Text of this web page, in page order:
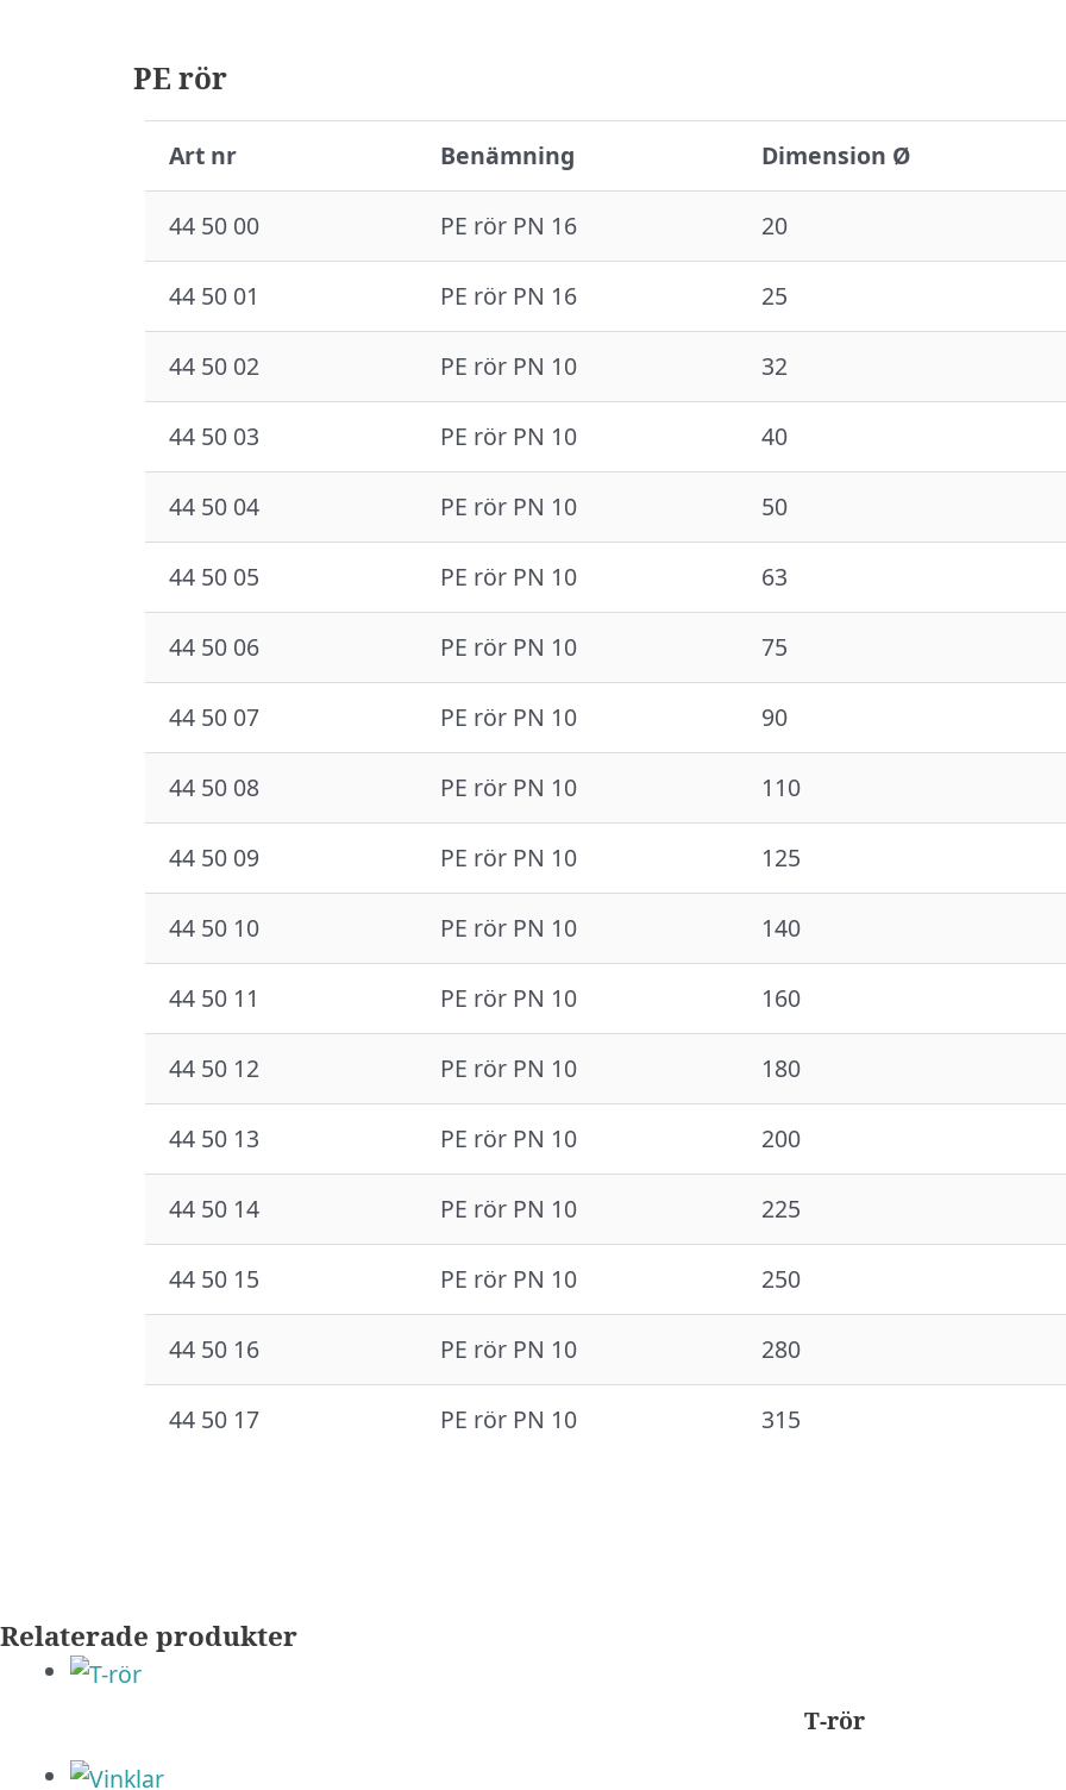
PE rör
Art nr Benämning Dimension Ø
44 50 00 PE rör PN 16 20
44 50 01 PE rör PN 16 25
44 50 02 PE rör PN 10 32
44 50 03 PE rör PN 10 40
44 50 04 PE rör PN 10 50
44 50 05 PE rör PN 10 63
44 50 06 PE rör PN 10 75
44 50 07 PE rör PN 10 90
44 50 08 PE rör PN 10 110
44 50 09 PE rör PN 10 125
44 50 10 PE rör PN 10 140
44 50 11 PE rör PN 10 160
44 50 12 PE rör PN 10 180
44 50 13 PE rör PN 10 200
44 50 14 PE rör PN 10 225
44 50 15 PE rör PN 10 250
44 50 16 PE rör PN 10 280
44 50 17 PE rör PN 10 315
Relaterade produkter
T-rör